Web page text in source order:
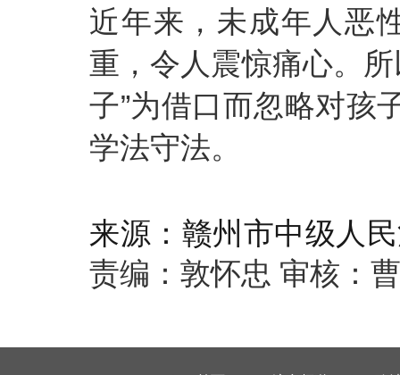
近年来，未成年人恶
重，令人震惊痛心。
子”为借口而忽略对孩
学法守法。
来源：赣州市中级人
责编：敦怀忠 审核：